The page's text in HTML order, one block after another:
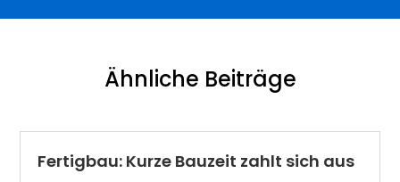
Ähnliche Beiträge
Fertigbau: Kurze Bauzeit zahlt sich aus